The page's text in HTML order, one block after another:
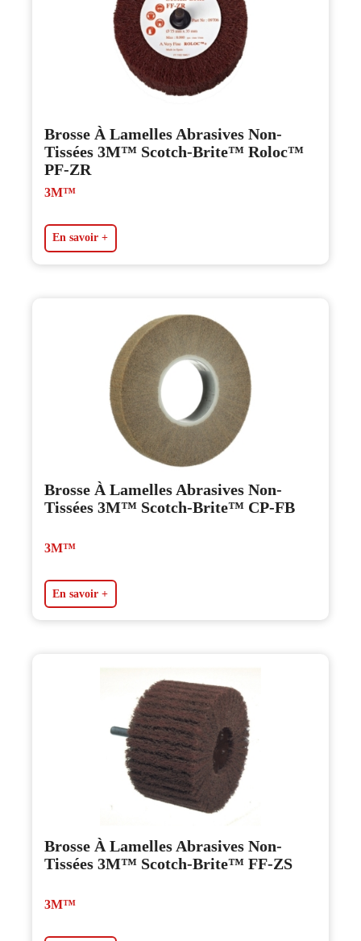
Brosse À Lamelles Abrasives Non-
Tissées 3M™ Scotch-Brite™ Roloc™
PF-ZR
3M™
En savoir +
Brosse À Lamelles Abrasives Non-
Tissées 3M™ Scotch-Brite™ CP-FB
3M™
En savoir +
Brosse À Lamelles Abrasives Non-
Tissées 3M™ Scotch-Brite™ FF-ZS
3M™